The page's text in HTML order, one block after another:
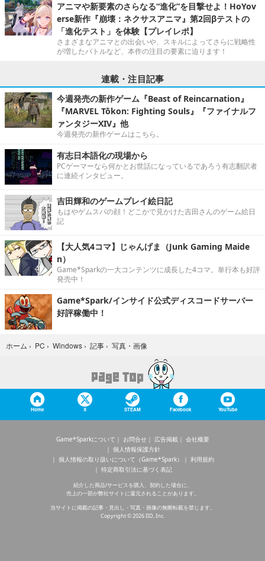
アニマや新要素のさらなる“進化”を目撃せよ！HoYov
erse新作『崩壊：ネクサスアニマ』第2回βテストの
「進化テスト」を体験【プレイレポ】
さまざまなアニマとの出会いや、スキルによってさらに戦略性
が増したバトルなど、本作の注目の要素に迫ります！
連載・注目記事
今週発売の新作ゲーム『Beast of Reincarnation』
『MARVEL Tōkon: Fighting Souls』『ファイナルフ
ァンタジーXIV』他
今週発売の新作ゲームはこちら。
有志日本語化の現場から
PCゲーマーなら何かとお世話になっているであろう有志翻訳者
に連続インタビュー。
吉田輝和のゲームプレイ絵日記
もはやゲムスパの顔！どこかで見かけた吉田さんのゲーム絵日
記
【大人気4コマ】じゃんげま（Junk Gaming Maide
n）
Game*Sparkの一大コンテンツに成長した4コマ。単行本も好評
発売中！
Game*Spark/インサイド公式ディスコードサーバー
好評稼働中！
ホーム › PC › Windows › 記事 › 写真・画像
Home X STEAM Facebook YouTube
Game*Sparkについて お問合せ 広告掲載
会社概要
個人情報保護方針
個人情報の取り扱いについて（Game*Spark）
利用規約
特定商取引法に基づく表記
紹介した商品/サービスを購入、契約した場合に、
売上の一部が弊社サイトに還元されることがあります。
当サイトに掲載の記事・見出し・写真・画像の無断転載を禁じます。
Copyright © 2026 IID, Inc.